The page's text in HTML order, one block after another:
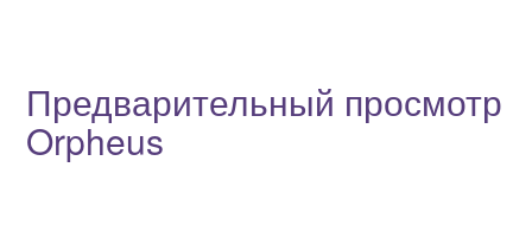
Предварительный просмотр
Orpheus